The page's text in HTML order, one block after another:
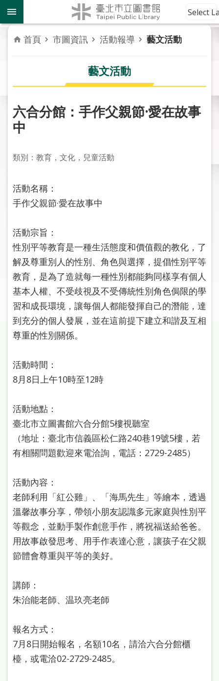
跳到主要內容區塊
到
館
資
訊
者
務
活
報
導
關
於
線
上
申
請
常
見
問
答
加
入
圖
網
站
導
閱
讀
網
兒
童
常
問
答
雙
Select
首頁 市圖資訊 活動報導 藝文活動
藝文活動
六合分館：手作父親節·愛在故事
中
類別：教育，文化，兒童活動
活動名稱：
手作父親節·愛在故事中
活動宗旨：
性別平等教育是一種生活態度和價值觀的教化，了
解及尊重別人的性別、角色與選擇，提倡性別平等
教育，是為了造就每一種性別都能夠同樣享有個人
基本人權、不受歧視及不受傳統性別角色侷限的學
習和成長環境，讓每個人都能發揮自己的潛能，達
到充分的個人發展，並在這前提下建立和諧及互相
尊重的性別關係。
活動時間：
8月8日上午10時至12時
活動地點：
臺北市立圖書館六合分館5樓視聽室
（地址：臺北市信義區松仁路240巷19號5樓，若
有相關問題歡迎來電洽詢，電話：2729-2485）
活動內容：
老師利用「紅公雞」、「海馬先生」等繪本，透過
溫馨故事分享，帶領小朋友認識多元家庭與性別平
等觀念，並動手製作創意手作，將祝福送給爸爸。
用故事啟發思考、用手作表達心意，讓孩子在父親
節體會尊重與平等的美好。
講師：
朱治能老師、温玖亮老師
報名方式：
7月8日開始報名，名額10名，請洽六合分館櫃
檯，或電洽02-2729-2485。